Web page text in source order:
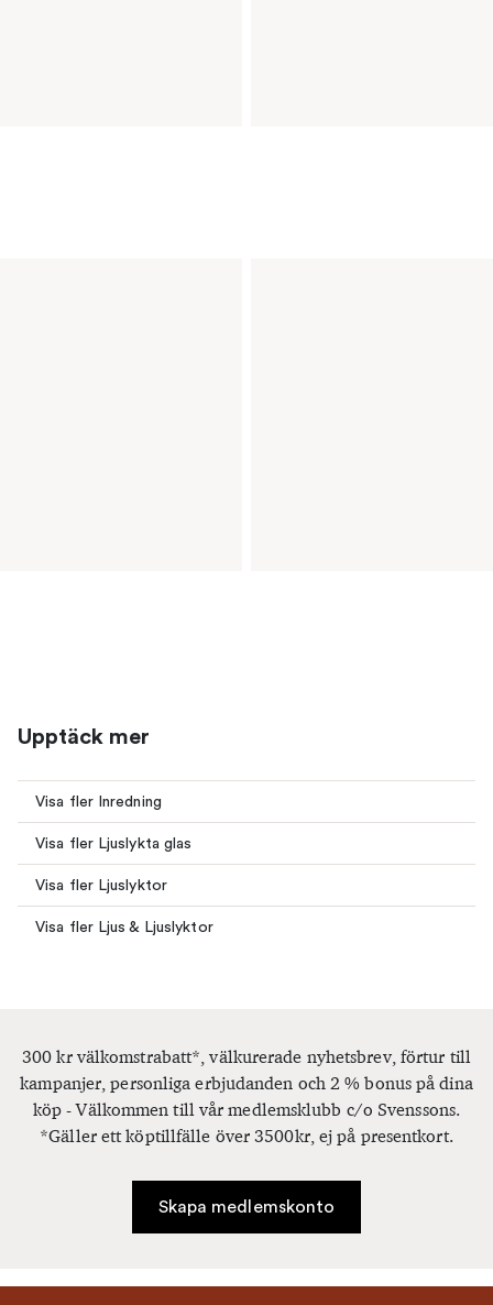
Upptäck mer
Visa fler Inredning
Visa fler Ljuslykta glas
Visa fler Ljuslyktor
Visa fler Ljus & Ljuslyktor
300 kr välkomstrabatt*, välkurerade nyhetsbrev, förtur till
kampanjer, personliga erbjudanden och 2 % bonus på dina
köp - Välkommen till vår medlemsklubb c/o Svenssons.
*Gäller ett köptillfälle över 3500kr, ej på presentkort.
Skapa medlemskonto